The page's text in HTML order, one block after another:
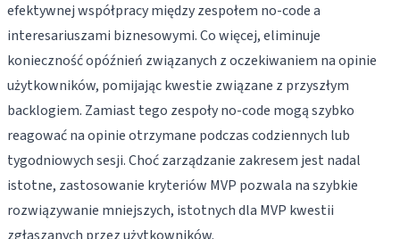
efektywnej współpracy między zespołem no-code a
interesariuszami biznesowymi. Co więcej, eliminuje
konieczność opóźnień związanych z oczekiwaniem na opinie
użytkowników, pomijając kwestie związane z przyszłym
backlogiem. Zamiast tego zespoły no-code mogą szybko
reagować na opinie otrzymane podczas codziennych lub
tygodniowych sesji. Choć zarządzanie zakresem jest nadal
istotne, zastosowanie kryteriów MVP pozwala na szybkie
rozwiązywanie mniejszych, istotnych dla MVP kwestii